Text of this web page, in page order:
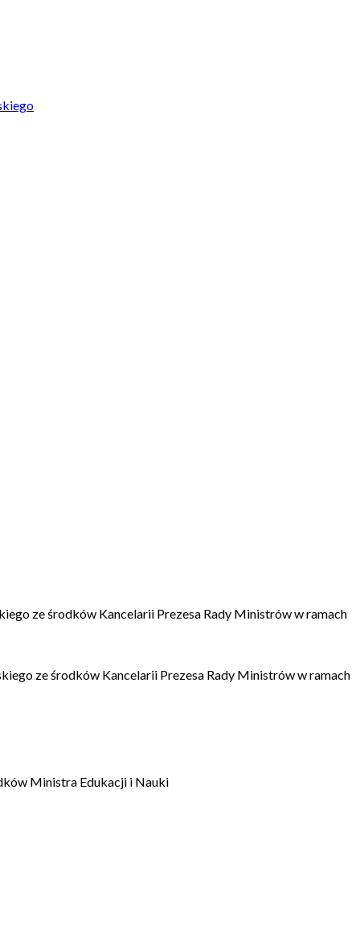
ze środków Kancelarii Prezesa Rady Ministrów w ramach
ze środków Kancelarii Prezesa Rady Ministrów w ramach
Ministra Edukacji i Nauki